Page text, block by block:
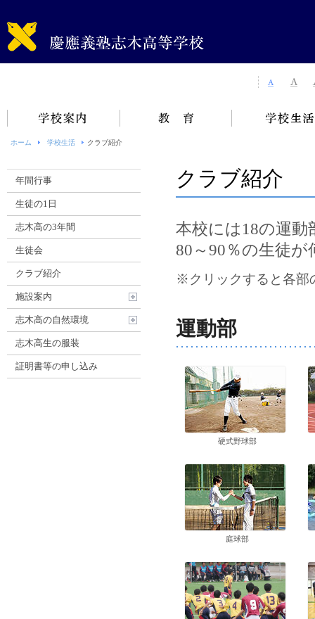
ホーム 学校生活 クラブ紹介
クラブ紹介
本校には18の運動
80～90％の生徒
※クリックすると各部
運動部
硬式野球部
庭球部
年間行事
生徒の1日
志木高の3年間
生徒会
クラブ紹介
施設案内
志木高の自然環境
志木高生の服装
証明書等の申し込み